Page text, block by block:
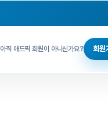
아직 애드픽 회원이 아니신가요? 회원